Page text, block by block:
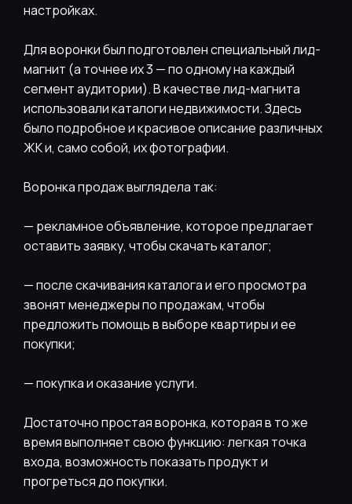
настройках.
Для воронки был подготовлен специальный лид-
магнит (а точнее их 3 — по одному на каждый
сегмент аудитории). В качестве лид-магнита
использовали каталоги недвижимости. Здесь
было подробное и красивое описание различных
ЖК и, само собой, их фотографии.
Воронка продаж выглядела так:
— рекламное объявление, которое предлагает
оставить заявку, чтобы скачать каталог;
— после скачивания каталога и его просмотра
звонят менеджеры по продажам, чтобы
предложить помощь в выборе квартиры и ее
покупки;
— покупка и оказание услуги.
Достаточно простая воронка, которая в то же
время выполняет свою функцию: легкая точка
входа, возможность показать продукт и
прогреться до покупки.